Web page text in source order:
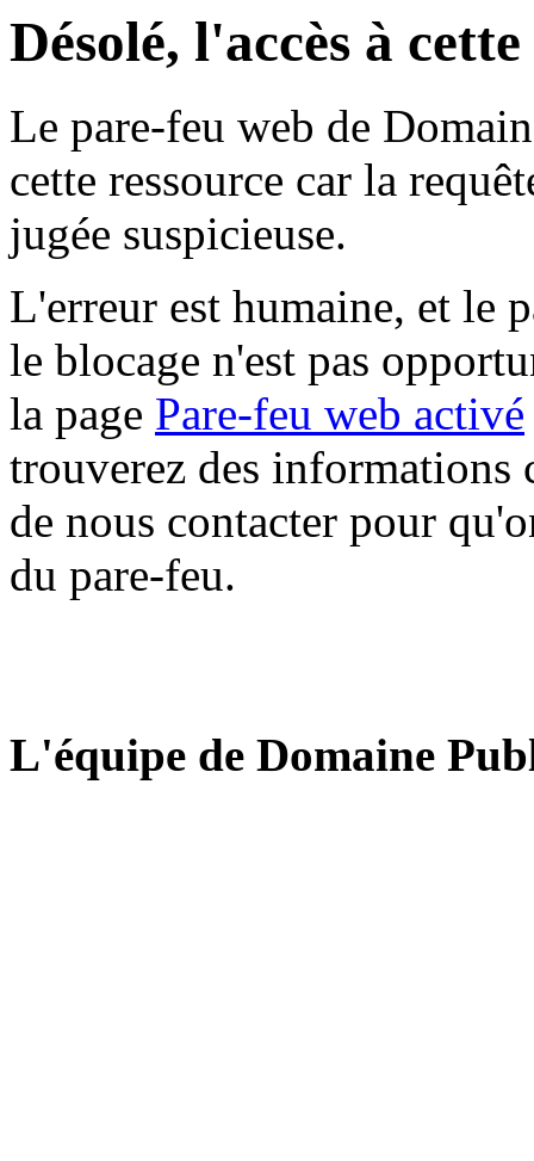
Désolé, l'accès à
Le pare-feu web de
cette ressource car la
jugée suspicieuse.
L'erreur est humaine, et le
le blocage n'est pas
la page Pare-feu web activé
trouverez des informations
de nous contacter pour
du pare-feu.
L'équipe de Domaine